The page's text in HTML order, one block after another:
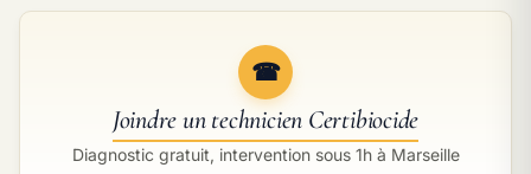
☎
Joindre un technicien Certibiocide
Diagnostic gratuit, intervention sous 1h à Marseille